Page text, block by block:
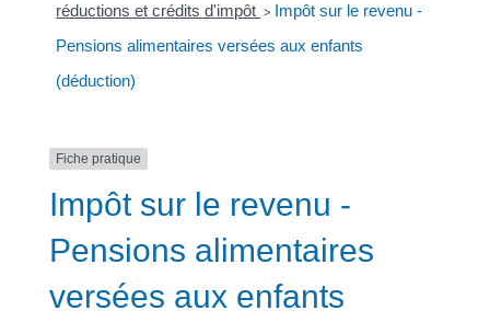
réductions et crédits d'impôt > Impôt sur le revenu -
Pensions alimentaires versées aux enfants
(déduction)
Fiche pratique
Impôt sur le revenu -
Pensions alimentaires
versées aux enfants